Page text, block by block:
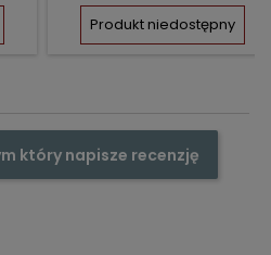
podstawowa
Produkt niedostępny
który napisze recenzję